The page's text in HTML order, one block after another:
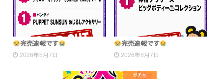
完売速報です
2026年8月7日
完売速報です
2026年8月7日
ガチャ